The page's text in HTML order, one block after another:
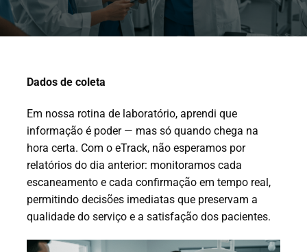
Dados de coleta
Em nossa rotina de laboratório, aprendi que
informação é poder — mas só quando chega na
hora certa. Com o eTrack, não esperamos por
relatórios do dia anterior: monitoramos cada
escaneamento e cada confirmação em tempo real,
permitindo decisões imediatas que preservam a
qualidade do serviço e a satisfação dos pacientes.